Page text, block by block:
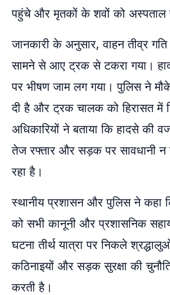
पहुंचे और मृतकों के शवों को अस्पताल
जानकारी के अनुसार, वाहन तीव्र
सामने से आए ट्रक से टकरा गया।
पर भीषण जाम लग गया। पुलिस ने
दी है और ट्रक चालक को हिरासत में
अधिकारियों ने बताया कि हादसे की
तेज रफ्तार और सड़क पर सावधानी न
रहा है।
स्थानीय प्रशासन और पुलिस ने कहा
को सभी कानूनी और प्रशासनिक
घटना तीर्थ यात्रा पर निकले
कठिनाइयों और सड़क सुरक्षा की
करती है।